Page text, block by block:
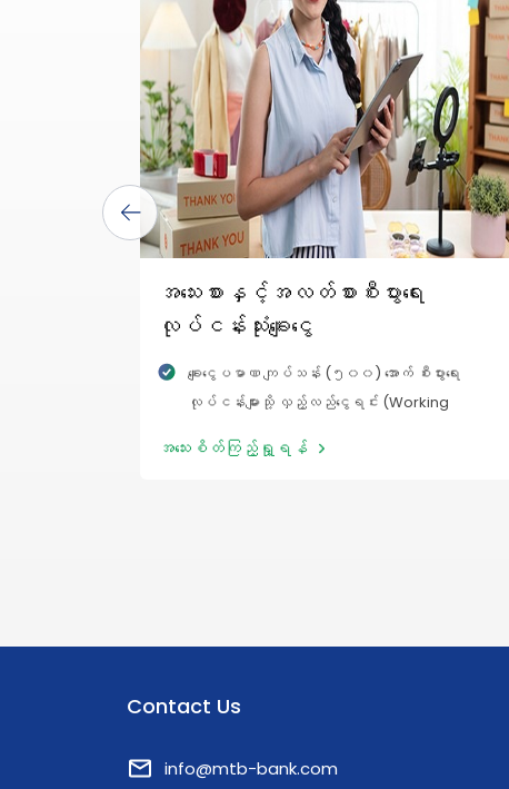
အသေးစားနှင့်အလတ်စားစီးပွားရေး
လုပ်ငန်းသုံးချေးငွေ
ချေးငွေပမာဏ ကျပ်သန်း (၅၀၀) အောက် စီးပွားရေး
လုပ်ငန်းများသို့ လှည့်လည်ငွေရင်း (Working
(Fixed Capital) လိုအပ်ချက်အတွက် ထုတ်ချေးသည့်
အသေးစိတ်ကြည့်ရှု့ရန်
Contact Us
info@mtb-bank.com